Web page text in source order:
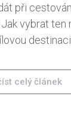
při
vybrat ten
celý článek